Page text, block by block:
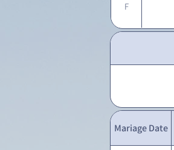
F
Mariage Date